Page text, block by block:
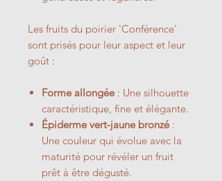
Les fruits du poirier 'Conférence'
sont prisés pour leur aspect et leur
goût :
Forme allongée : Une silhouette
caractéristique, fine et élégante.
Épiderme vert-jaune bronzé :
Une couleur qui évolue avec la
maturité pour révéler un fruit
prêt à être dégusté.